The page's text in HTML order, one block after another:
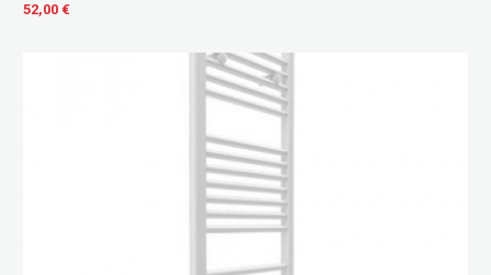
52,00 €